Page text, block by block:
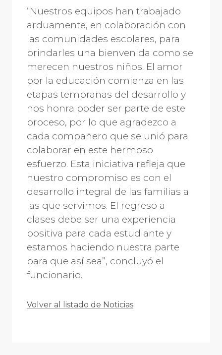
“Nuestros equipos han trabajado
arduamente, en colaboración con
las comunidades escolares, para
brindarles una bienvenida como se
merecen nuestros niños. El amor
por la educación comienza en las
etapas tempranas del desarrollo y
nos honra poder ser parte de este
proceso, por lo que agradezco a
cada compañero que se unió para
colaborar en este hermoso
esfuerzo. Esta iniciativa refleja que
nuestro compromiso es con el
desarrollo integral de las familias a
las que servimos. El regreso a
clases debe ser una experiencia
positiva para cada estudiante y
estamos haciendo nuestra parte
para que así sea”, concluyó el
funcionario.
Volver al listado de Noticias